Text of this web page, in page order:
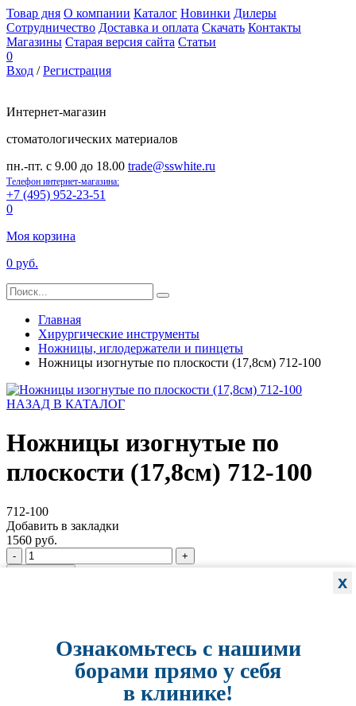
Товар дня О компании Каталог Новинки Дилеры
Сотрудничество Доставка и оплата Скачать Контакты
Магазины Старая версия сайта Статьи
0
Вход /Регистрация
Интернет-магазин
стоматологических материалов
пн.-пт. с 9.00 до 18.00 trade@sswhite.ru
Телефон интернет-магазина:
+7 (495) 952-23-51
0
Моя корзина
0 руб.
Главная
Хирургические инструменты
Ножницы, иглодержатели и пинцеты
Ножницы изогнутые по плоскости (17,8см) 712-100
НАЗАД В КАТАЛОГ
Ножницы изогнутые по
плоскости (17,8см) 712-100
712-100
Добавить в закладки
1560 руб.
-
+
x
Ознакомьтесь с нашими
борами прямо у себя
в клинике!